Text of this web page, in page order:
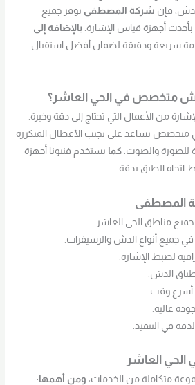
فإن شركة المصطفى توفر جميع
أجهزة قياس الإشارة. بالإضافة إلى
سريعة ودقيقة لضمان أفضل استقبال
دش متخصص في الحي العاشر؟
من الأعمال التي تحتاج إلى دقة وخبرة.
متخصص تساعد على تجنب الأعطال المتكررة
للصورة والصوت.كما يستخدم فنيونا أجهزة
اتجاه الطبق بدقة.
المصطفى
مناطق الحي العاشر.
جميع أنواع الدش والرسيفرات.
لضبط الإشارة.
الدش.
أسرع وقت.
عالية.
في التنفيذ.
العاشر
متكاملة من الخدمات، ومن أهمها: